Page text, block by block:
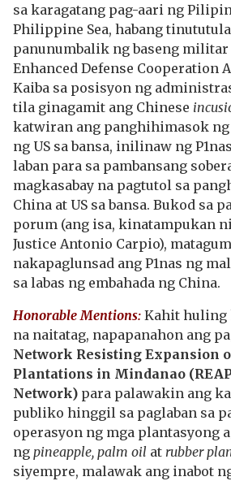
sa karagatang pag-aari ng
Philippine Sea, habang
panunumbalik ng baseng militar
Enhanced Defense Cooperation
Kaiba sa posisyon ng
tila ginagamit ang Chinese
katwiran ang panghihimasok
ng US sa bansa, inilinaw ng
laban para sa pambansang
magkasabay na pagtutol sa
China at US sa bansa. Bukod sa
porum (ang isa, kinatampukan
Justice Antonio Carpio),
nakapaglunsad ang P1nas ng
sa labas ng embahada ng China.
Honorable Mentions: Kahit huling
na naitatag, napapanahon ang
Network Resisting Expansion
Plantations in Mindanao
Network) para palawakin ang
publiko hinggil sa paglaban sa
operasyon ng mga plantasyong
ng pineapple, palm oil at rubber
siyempre, malawak ang inabot